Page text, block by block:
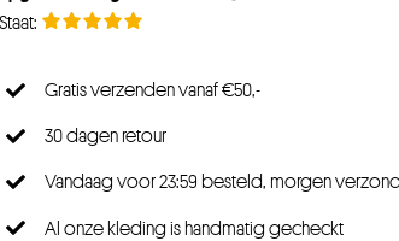
Gratis verzenden vanaf €50,-
30 dagen retour
Vandaag voor 23:59 besteld, morgen
Al onze kleding is handmatig gecheckt